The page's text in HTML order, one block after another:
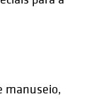
manuseio,